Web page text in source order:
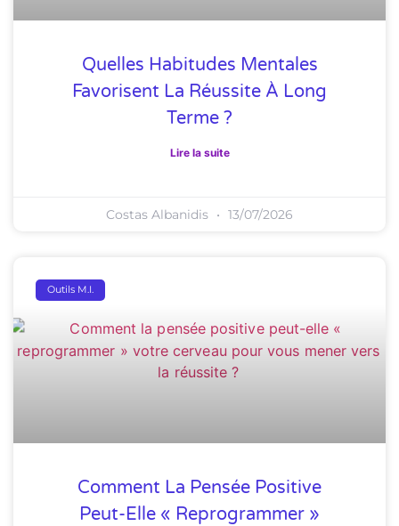
Quelles Habitudes Mentales
Favorisent La Réussite À Long
Terme ?
Lire la suite
Costas Albanidis 13/07/2026
Outils M.I.
Comment La Pensée Positive
Peut-Elle « Reprogrammer »